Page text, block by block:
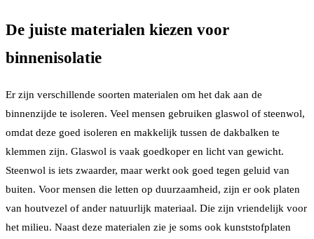
De juiste materialen kiezen voor
binnenisolatie
Er zijn verschillende soorten materialen om het dak aan de
binnenzijde te isoleren. Veel mensen gebruiken glaswol of steenwol,
omdat deze goed isoleren en makkelijk tussen de dakbalken te
klemmen zijn. Glaswol is vaak goedkoper en licht van gewicht.
Steenwol is iets zwaarder, maar werkt ook goed tegen geluid van
buiten. Voor mensen die letten op duurzaamheid, zijn er ook platen
van houtvezel of ander natuurlijk materiaal. Die zijn vriendelijk voor
het milieu. Naast deze materialen zie je soms ook kunststofplaten